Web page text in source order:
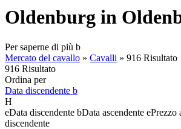
Oldenburg in
Per saperne di più b
Mercato del cavallo » Cavalli » 916 Risultato
916 Risultato
Ordina per
Data discendente b
H
eData discendente bData ascendente ePrezzo
discendente